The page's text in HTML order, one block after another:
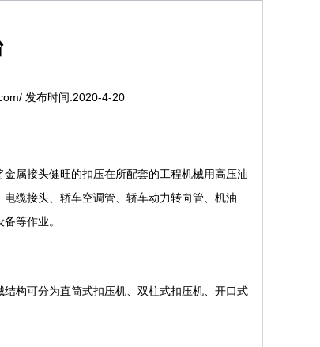
发布时间:2020-4-20
属接头健旺的扣压在所配套的工程机械用高压油
缆接头、轿车空调管、轿车动力转向管、机油
等作业。
构可分为直筒式扣压机、双柱式扣压机、开口式